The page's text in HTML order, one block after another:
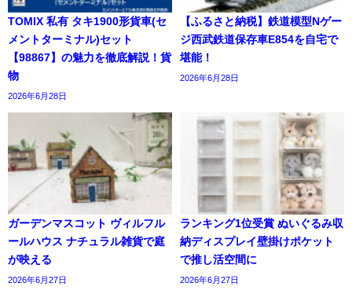
TOMIX 私有 タキ1900形貨車(セ
メントターミナル)セット
【98867】の魅力を徹底解説！貨
物
2026年6月28日
【ふるさと納税】鉄道模型Nゲー
ジ西武鉄道保存車E854を自宅で
堪能！
2026年6月28日
ガーデンマスコット ヴィルフル
ールハウス ナチュラル雑貨で庭
が映える
2026年6月27日
ランキング1位受賞 ぬいぐるみ収
納ディスプレイ壁掛けポケット
で推し活空間に
2026年6月27日